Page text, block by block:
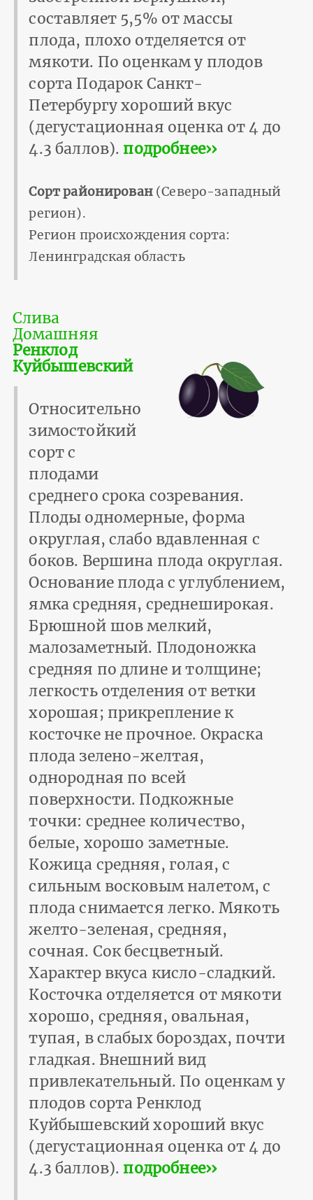
составляет 5,5% от массы
плода, плохо отделяется от
мякоти. По оценкам у плодов
сорта Подарок Санкт-
Петербургу хороший вкус
(дегустационная оценка от 4 до
4.3 баллов). подробнее››
Сорт районирован(Северо-западный
регион).
Регион происхождения сорта:
Ленинградская область
Слива
Домашняя
Ренклод
Куйбышевский
Относительно
зимостойкий
сорт с
плодами
среднего срока созревания.
Плоды одномерные, форма
округлая, слабо вдавленная с
боков. Вершина плода округлая.
Основание плода с углублением,
ямка средняя, среднеширокая.
Брюшной шов мелкий,
малозаметный. Плодоножка
средняя по длине и толщине;
легкость отделения от ветки
хорошая; прикрепление к
косточке не прочное. Окраска
плода зелено-желтая,
однородная по всей
поверхности. Подкожные
точки: среднее количество,
белые, хорошо заметные.
Кожица средняя, голая, с
сильным восковым налетом, с
плода снимается легко. Мякоть
желто-зеленая, средняя,
сочная. Сок бесцветный.
Характер вкуса кисло-сладкий.
Косточка отделяется от мякоти
хорошо, средняя, овальная,
тупая, в слабых бороздах, почти
гладкая. Внешний вид
привлекательный. По оценкам у
плодов сорта Ренклод
Куйбышевский хороший вкус
(дегустационная оценка от 4 до
4.3 баллов). подробнее››